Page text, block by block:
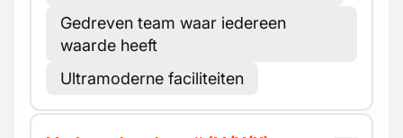
Gedreven team waar iedereen
waarde heeft
Ultramoderne faciliteiten